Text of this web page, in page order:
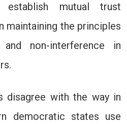
mutual trust
maintaining the principles
non-interference in
disagree with the way in
democratic states use